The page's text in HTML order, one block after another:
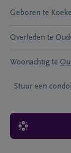
Geboren te
Overleden te
Woonachtig te
Stuur een